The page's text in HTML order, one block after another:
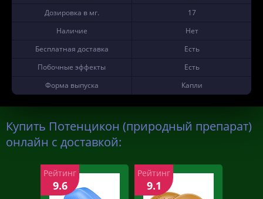
Дозировка в мг.
17
Наличие
Нет
Бесплатная доставка
Есть
Побочные эффекты
Есть
Форма выпуска
Капли
Купить Потенцикон (природный препарат)
онлайн с доставкой:
Рейтинг
9.6
Рейтинг
9.1